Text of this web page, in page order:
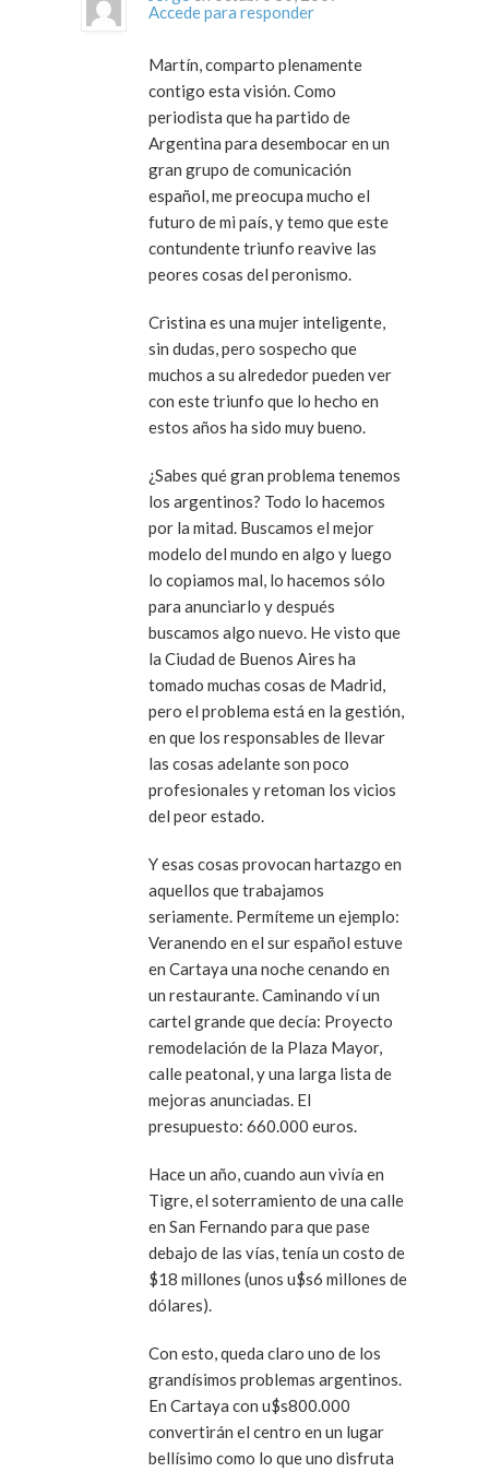
Accede para responder
Martín, comparto plenamente
contigo esta visión. Como
periodista que ha partido de
Argentina para desembocar en un
gran grupo de comunicación
español, me preocupa mucho el
futuro de mi país, y temo que este
contundente triunfo reavive las
peores cosas del peronismo.
Cristina es una mujer inteligente,
sin dudas, pero sospecho que
muchos a su alrededor pueden ver
con este triunfo que lo hecho en
estos años ha sido muy bueno.
¿Sabes qué gran problema tenemos
los argentinos? Todo lo hacemos
por la mitad. Buscamos el mejor
modelo del mundo en algo y luego
lo copiamos mal, lo hacemos sólo
para anunciarlo y después
buscamos algo nuevo. He visto que
la Ciudad de Buenos Aires ha
tomado muchas cosas de Madrid,
pero el problema está en la gestión,
en que los responsables de llevar
las cosas adelante son poco
profesionales y retoman los vicios
del peor estado.
Y esas cosas provocan hartazgo en
aquellos que trabajamos
seriamente. Permíteme un ejemplo:
Veranendo en el sur español estuve
en Cartaya una noche cenando en
un restaurante. Caminando ví un
cartel grande que decía: Proyecto
remodelación de la Plaza Mayor,
calle peatonal, y una larga lista de
mejoras anunciadas. El
presupuesto: 660.000 euros.
Hace un año, cuando aun vivía en
Tigre, el soterramiento de una calle
en San Fernando para que pase
debajo de las vías, tenía un costo de
$18 millones (unos u$s6 millones de
dólares).
Con esto, queda claro uno de los
grandísimos problemas argentinos.
En Cartaya con u$s800.000
convertirán el centro en un lugar
bellísimo como lo que uno disfruta